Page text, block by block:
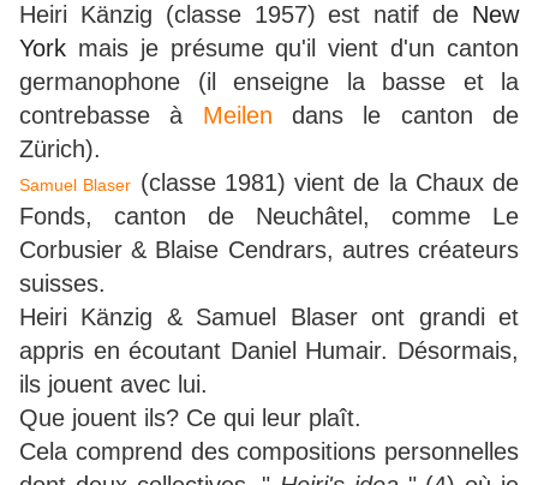
Heiri Känzig (classe 1957) est natif de New
York mais je présume qu'il vient d'un canton
germanophone (il enseigne la basse et la
contrebasse à Meilendans le canton de
Zürich).
Samuel Blaser (classe 1981) vient de la Chaux de
Fonds, canton de Neuchâtel, comme Le
Corbusier & Blaise Cendrars, autres créateurs
suisses.
Heiri Känzig & Samuel Blaser ont grandi et
appris en écoutant Daniel Humair. Désormais,
ils jouent avec lui.
Que jouent ils? Ce qui leur plaît.
Cela comprend des compositions personnelles